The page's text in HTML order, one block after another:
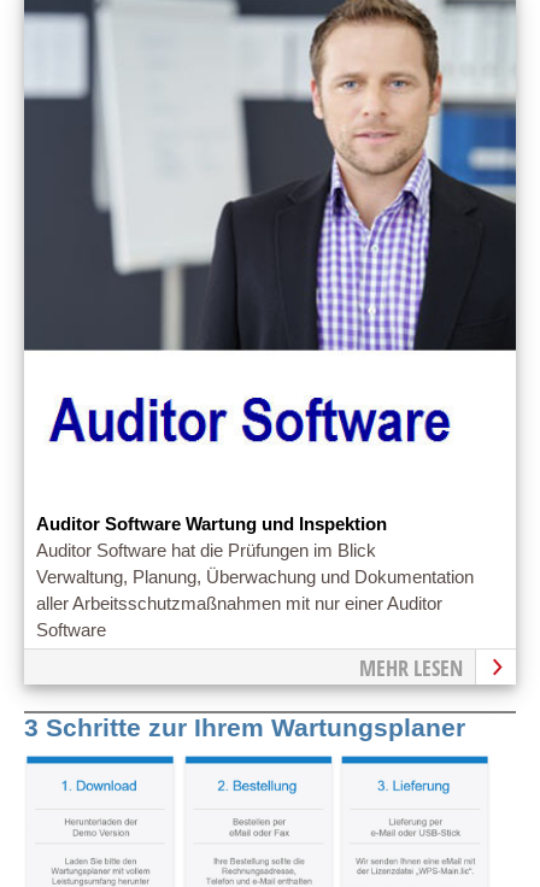
Auditor Software Wartung und Inspektion
Auditor Software hat die Prüfungen im Blick
Verwaltung, Planung, Überwachung und Dokumentation
aller Arbeitsschutzmaßnahmen mit nur einer Auditor
Software
MEHR LESEN
3 Schritte zur Ihrem Wartungsplaner